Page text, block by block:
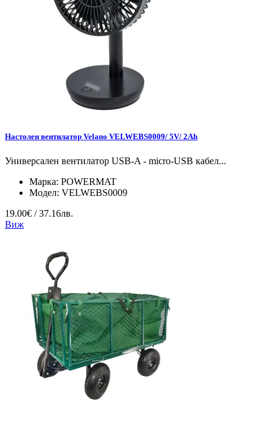
Настолен вентилатор Velano VELWEBS0009/ 5V/ 2Ah
Универсален вентилатор USB-A - micro-USB кабел...
Марка: POWERMAT
Модел: VELWEBS0009
19.00€ / 37.16лв.
Виж